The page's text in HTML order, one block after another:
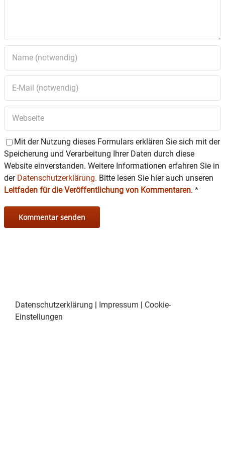
Mit der Nutzung dieses Formulars erklären Sie sich mit der
Speicherung und Verarbeitung Ihrer Daten durch diese
Website einverstanden. Weitere Informationen erfahren Sie in
der Datenschutzerklärung. Bitte lesen Sie hier auch unseren
Leitfaden für die Veröffentlichung von Kommentaren. *
Datenschutzerklärung | Impressum | Cookie-
Einstellungen